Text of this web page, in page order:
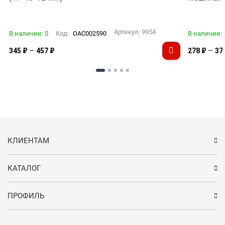
В наличии: 5 Код: OAC002590 Артикул: 9954
345 ₽– 457 ₽
В наличии:
278 ₽ –
КЛИЕНТАМ
КАТАЛОГ
ПРОФИЛЬ